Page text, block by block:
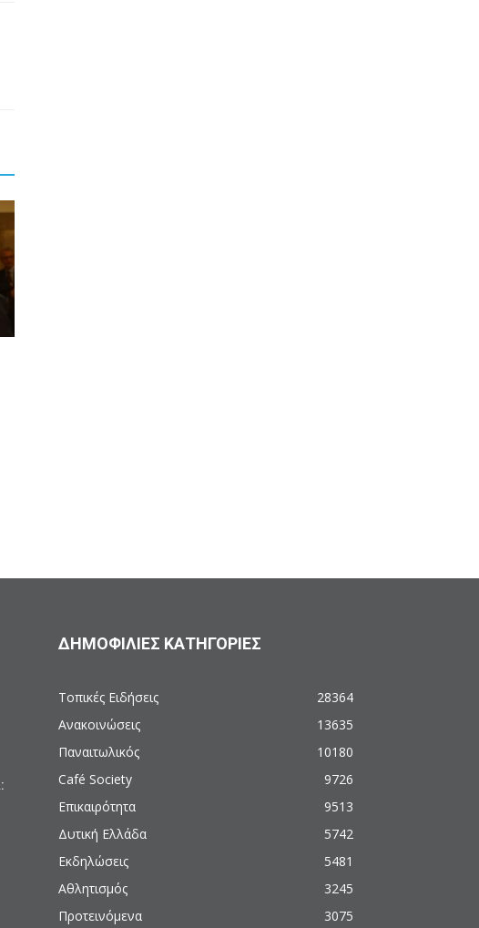
ΔΗΜΟΦΙΛΙΕΣ ΚΑΤΗΓΟΡΙΕΣ
Τοπικές Ειδήσεις
28364
Ανακοινώσεις
13635
Παναιτωλικός
10180
Café Society
9726
Επικαιρότητα
9513
Δυτική Ελλάδα
5742
Εκδηλώσεις
5481
Αθλητισμός
3245
Προτεινόμενα
3075